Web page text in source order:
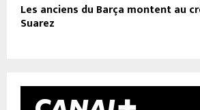
Les anciens du Barça montent au
Suarez